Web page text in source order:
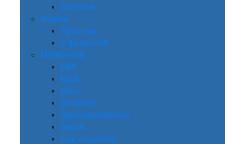
Золотые
Форма
Простые
С фрамугой
Материалы
ПВХ
МДФ
Шпон
Экошпон
Ламинированные
Эмаль
Под покраску